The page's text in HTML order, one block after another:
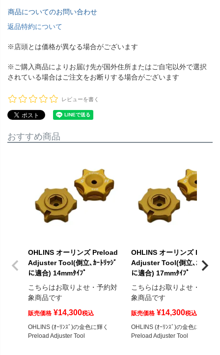
商品についてのお問い合わせ
返品特約について
※店頭とは価格が異なる場合がございます
※ご購入商品によりお届け先が国外住所またはご自宅以外で選択
されている場合はご注文をお断りする場合がございます
レビューを書く
おすすめ商品
OHLINS オーリンズ Preload
Adjuster Tool(倒立､ｶｰﾄﾘｯｼﾞ
に適合) 14mmﾀｲﾌﾟ
こちらはお取りよせ・予約対
象商品です
販売価格 ¥14,300税込
OHLINS (ｵｰﾘﾝｽﾞ)の金色に輝く
Preload Adjuster Tool
OHLINS オーリンズ
Adjuster Tool(倒立､ｶｰﾄﾘｯｼﾞ
に適合) 17mmﾀｲﾌﾟ
こちらはお取りよせ・予約対
象商品です
販売価格 ¥14,300税込
OHLINS (ｵｰﾘﾝｽﾞ)の金色に輝く
Preload Adjuster Tool